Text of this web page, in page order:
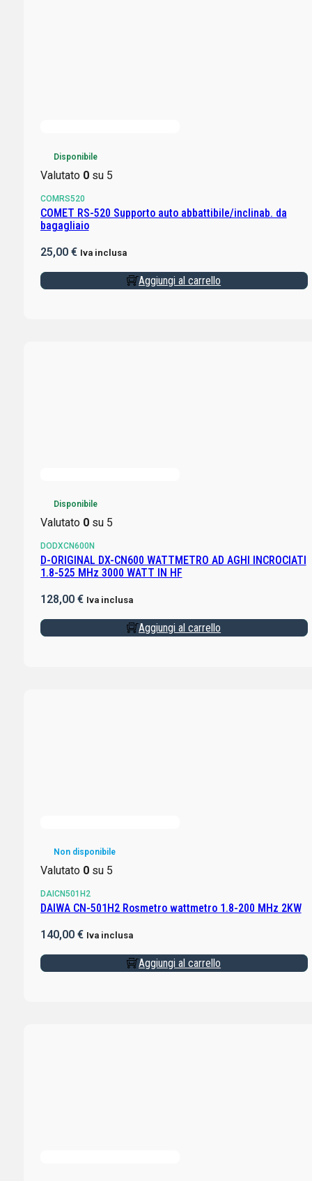
Disponibile
Valutato 0su 5
COMRS520
COMET RS-520 Supporto auto abbattibile/inclinab. da
bagagliaio
25,00 € Iva inclusa
Aggiungi al carrello
Disponibile
Valutato 0su 5
DODXCN600N
D-ORIGINAL DX-CN600 WATTMETRO AD AGHI INCROCIATI
1.8-525 MHz 3000 WATT IN HF
128,00 € Iva inclusa
Aggiungi al carrello
Non disponibile
Valutato 0su 5
DAICN501H2
DAIWA CN-501H2 Rosmetro wattmetro 1.8-200 MHz 2KW
140,00 € Iva inclusa
Aggiungi al carrello